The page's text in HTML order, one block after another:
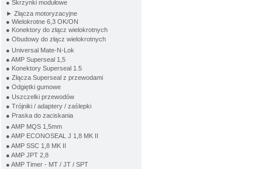
● Skrzynki modułowe
► Złącza motoryzacyjne
● Wielokrotne 6,3 OK/ON
● Konektory do złącz wielokrotnych
● Obudowy do złącz wielokrotnych
● Universal Mate-N-Lok
● AMP Superseal 1,5
● Konektory Superseal 1.5
● Złącza Superseal z przewodami
● Odgiętki gumowe
● Uszczelki przewodów
● Trójniki / adaptery / zaślepki
● Praska do zaciskania
● AMP MQS 1,5mm
● AMP ECONOSEAL J 1,8 MK II
● AMP SSC 1,8 MK II
● AMP JPT 2,8
● AMP Timer - MT / JT / SPT